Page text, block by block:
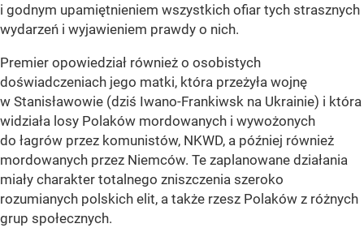
i godnym upamiętnieniem wszystkich ofiar tych strasznych
wydarzeń i wyjawieniem prawdy o nich.
Premier opowiedział również o osobistych
doświadczeniach jego matki, która przeżyła wojnę
w Stanisławowie (dziś Iwano-Frankiwsk na Ukrainie) i która
widziała losy Polaków mordowanych i wywożonych
do łagrów przez komunistów, NKWD, a później również
mordowanych przez Niemców. Te zaplanowane działania
miały charakter totalnego zniszczenia szeroko
rozumianych polskich elit, a także rzesz Polaków z różnych
grup społecznych.